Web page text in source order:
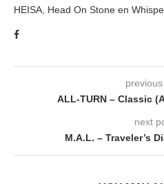
HEISA, Head On Stone en
ALL-TURN – Classic
next
M.A.L. – Traveler’s